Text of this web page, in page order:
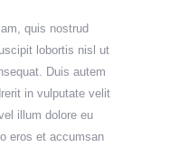
quis nostrud
lobortis nisl ut
Duis autem
in vulputate velit
illum dolore eu
eros et accumsan